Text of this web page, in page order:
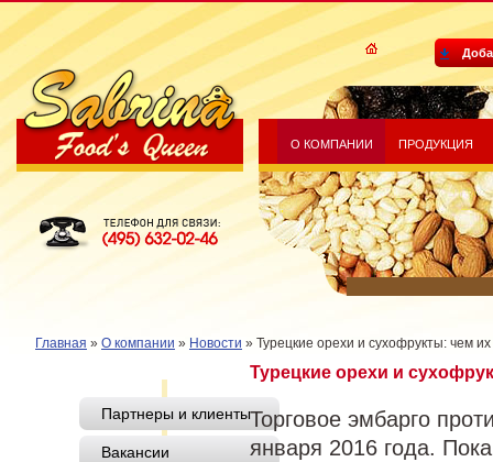
Sabrina Food's Queen
О КОМПАНИИ ПРОДУКЦИЯ
Главная » О компании » Новости » Турецкие орехи и сухофрукты: чем
Партнеры и клиенты
Вакансии
Турецкие орехи и
Торговое эмбарго
января 2016 года.